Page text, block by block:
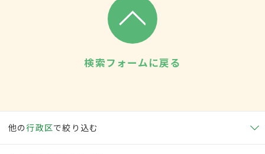
検索フォームに戻る
他の行政区で絞り込む